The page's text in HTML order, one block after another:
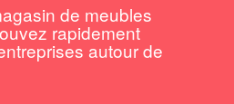
de meubles
rapidement
autour de